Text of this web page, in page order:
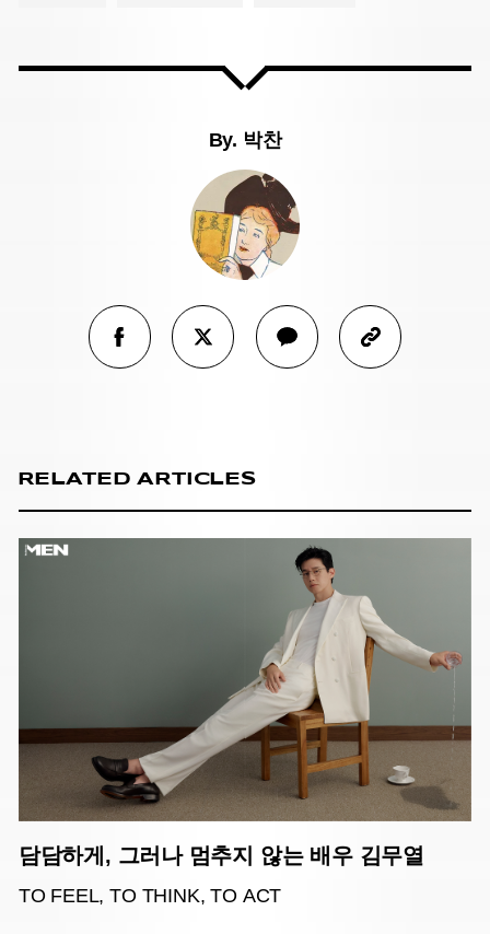
By. 박찬
RELATED ARTICLES
담담하게, 그러나 멈추지 않는 배우 김무열
TO FEEL, TO THINK, TO ACT